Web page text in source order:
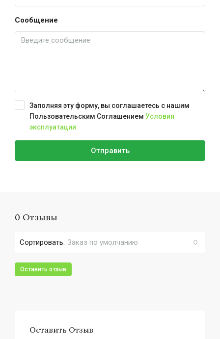
Сообщение
Заполняя эту форму, вы соглашаетесь с нашим
Пользовательским Соглашением Условия
эксплуатации
Отправить
0 Отзывы
Сортировать: Заказ по умолчанию
Оставить отзыв
Оставить Отзыв